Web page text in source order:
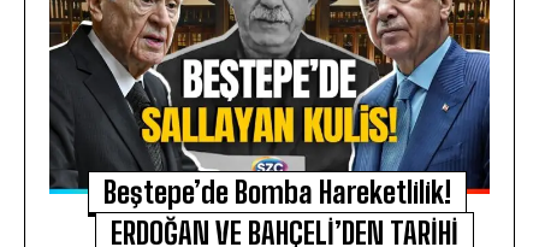
Beştepe’de Bomba Hareketlilik!
ERDOĞAN VE BAHÇELİ’DEN TARİHİ